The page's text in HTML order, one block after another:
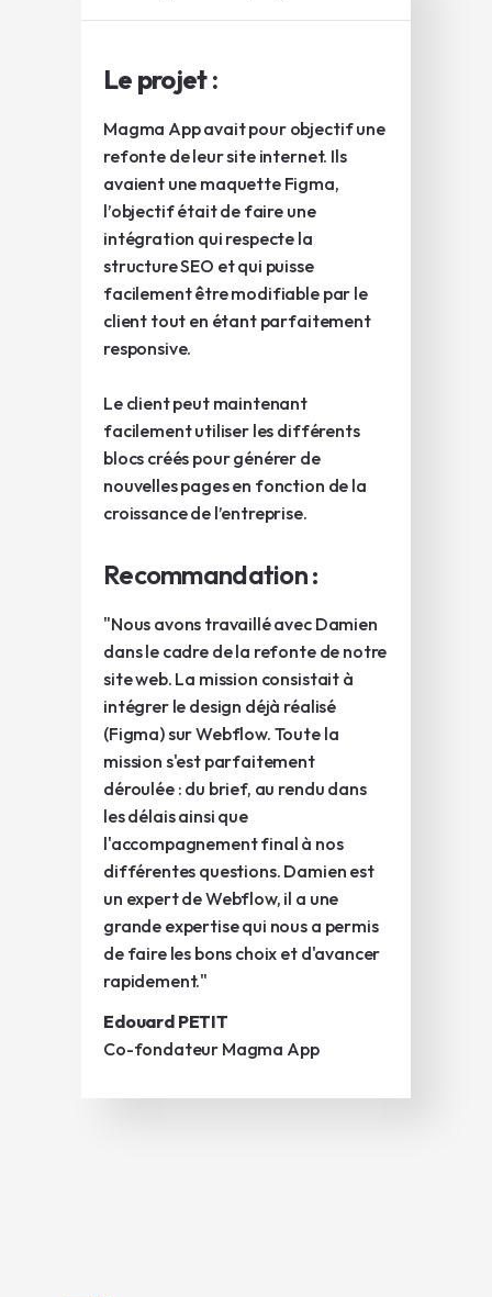
Le projet :
Magma App avait pour objectif une
refonte de leur site internet. Ils
avaient une maquette Figma,
l’objectif était de faire une
intégration qui respecte la
structure SEO et qui puisse
facilement être modifiable par le
client tout en étant parfaitement
responsive.
Le client peut maintenant
facilement utiliser les différents
blocs créés pour générer de
nouvelles pages en fonction de la
croissance de l’entreprise.
Recommandation :
"Nous avons travaillé avec Damien
dans le cadre de la refonte de notre
site web. La mission consistait à
intégrer le design déjà réalisé
(Figma) sur Webflow. Toute la
mission s'est parfaitement
déroulée : du brief, au rendu dans
les délais ainsi que
l'accompagnement final à nos
différentes questions. Damien est
un expert de Webflow, il a une
grande expertise qui nous a permis
de faire les bons choix et d'avancer
rapidement."
Edouard PETIT
Co-fondateur Magma App